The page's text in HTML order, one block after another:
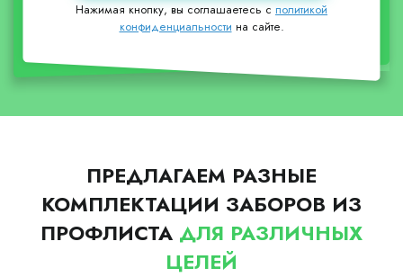
Нажимая кнопку, вы соглашаетесь сполитикой
конфиденциальности на сайте.
ПРЕДЛАГАЕМ РАЗНЫЕ
КОМПЛЕКТАЦИИ ЗАБОРОВ ИЗ
ПРОФЛИСТА ДЛЯ РАЗЛИЧНЫХ
ЦЕЛЕЙ